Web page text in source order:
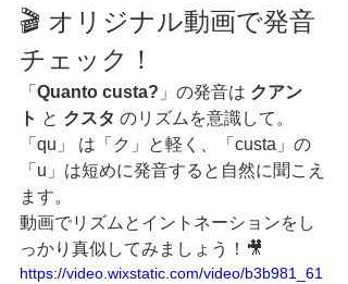
🎬 オリジナル動画で発音
チェック！
「 Quanto custa? 」の発音は クアン
ト と クスタ のリズムを意識して。
「qu」 は「ク」と軽く、「custa」の
「u」は短めに発音すると自然に聞こえ
ます。
動画でリズムとイントネーションをし
っかり真似してみましょう！🎥
https://video.wixstatic.com/video/b3b981_61